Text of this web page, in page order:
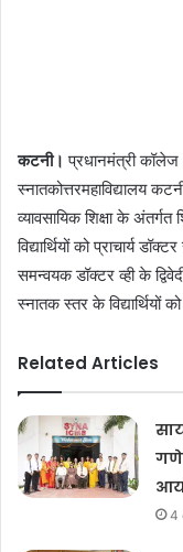
कटनी। प्रधानमंत्री
स्नातकोत्तरमहाविद्यालय
व्यावसायिक शिक्षा के
विद्यार्थियों को प्राचार्य
समन्वयक डॉक्टर व्ही के
स्नातक स्तर के विद्यार्थियों
Related Articles
4